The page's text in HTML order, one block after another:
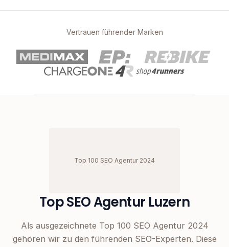
Vertrauen führender Marken
Top 100 SEO Agentur 2024
Top SEO Agentur Luzern
Als ausgezeichnete Top 100 SEO Agentur 2024
gehören wir zu den führenden SEO-Experten. Diese